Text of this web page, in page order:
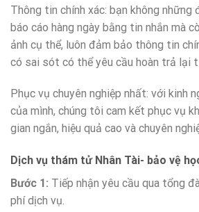
Thông tin chính xác: bạn không
báo cáo hàng ngày bằng tin nhắn mà
ảnh cụ thể, luôn đảm bảo thông tin
có sai sót có thể yêu cầu hoàn trả lại
Phục vụ chuyên nghiệp nhất: với kinh
của mình, chúng tôi cam kết phục vụ
gian ngắn, hiệu quả cao và chuyên
Dịch vụ thám tử Nhân Tài- bảo vệ
Bước 1: Tiếp nhận yêu cầu qua tổng
phí dịch vụ.